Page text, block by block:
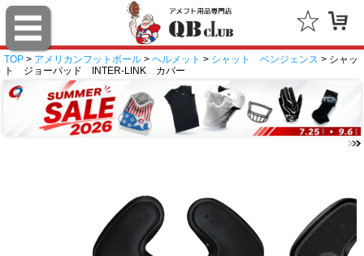
TOP > アメリカンフットボール > ヘルメット > シャット ベンジェンス > シャッ
ト ジョーパッド INTER-LINK カバー